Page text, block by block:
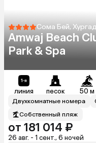
Сома Бей,
Amwaj Beach
Park & Spa
линия песок 50 м
Двухкомнатные номера
Собственный пляж
от 181 014 ₽
26 авг. - 1 сент., 6 ночей